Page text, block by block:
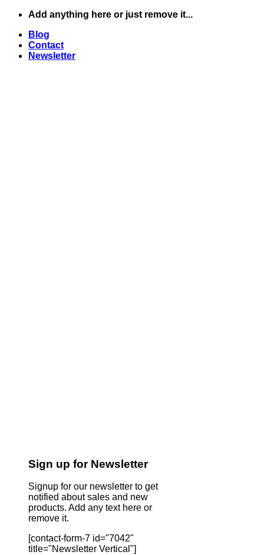
Skip
content
Add anything here or just remove it...
Blog
Contact
Newsletter
Sign up for Newsletter
Signup for our newsletter to get
notified about sales and new
products. Add any text here or
remove it.
[contact-form-7 id="7042"
title="Newsletter Vertical"]